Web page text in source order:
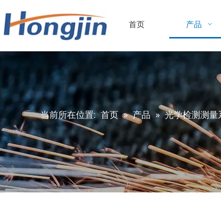
首页 产品
当前所在位置: 首页 » 产品 » 光学检测测量